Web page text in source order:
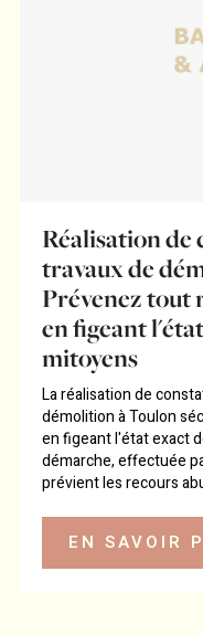
Réalisation de
travaux de
Prévenez tout
en figeant
mitoyens
La réalisation de
démolition à Toulon
en figeant l'état exact
démarche, effectuée
prévient les recours
EN SAVOIR